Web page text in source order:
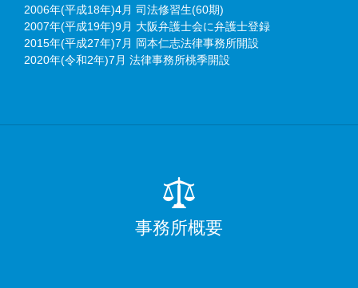
2006年(平成18年)4月 司法修習生(60期)
2007年(平成19年)9月 大阪弁護士会に弁護士登録
2015年(平成27年)7月 岡本仁志法律事務所開設
2020年(令和2年)7月 法律事務所桃季開設
事務所概要